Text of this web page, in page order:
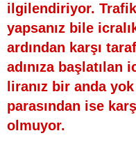
ilgilendiriyor.
yapsanız bile
ardından karşı
adınıza
liranız bir anda
parasından ise
olmuyor.